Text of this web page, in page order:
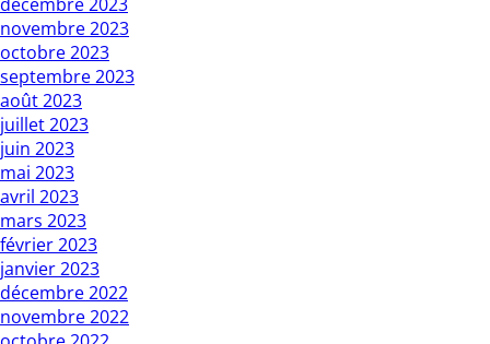
novembre 2023
octobre 2023
septembre 2023
août 2023
juillet 2023
juin 2023
mai 2023
avril 2023
mars 2023
février 2023
janvier 2023
décembre 2022
novembre 2022